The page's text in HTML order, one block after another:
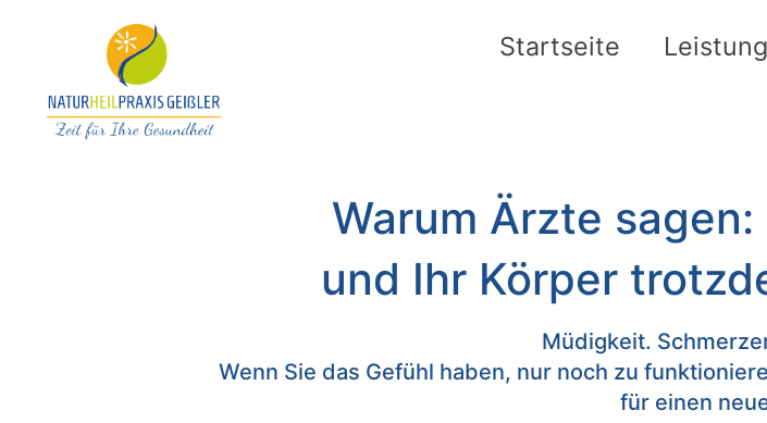
Startseite
Warum Ärzte
und Ihr Körper
Müdigkeit.
Wenn Sie das Gefühl haben, nur noch zu
für einen